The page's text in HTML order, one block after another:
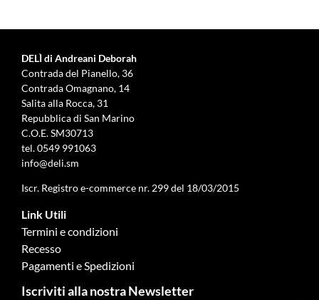
DELÌ di Andreani Deborah
Contrada del Pianello, 36
Contrada Omagnano, 14
Salita alla Rocca, 31
Repubblica di San Marino
C.O.E. SM30713
tel.0549 991063
info@deli.sm
Iscr. Registro e-commerce nr. 299 del 18/03/2015
Link Utili
Termini e condizioni
Recesso
Pagamenti e Spedizioni
Iscriviti alla nostra Newsletter